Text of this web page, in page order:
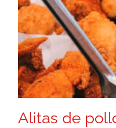
Alitas de